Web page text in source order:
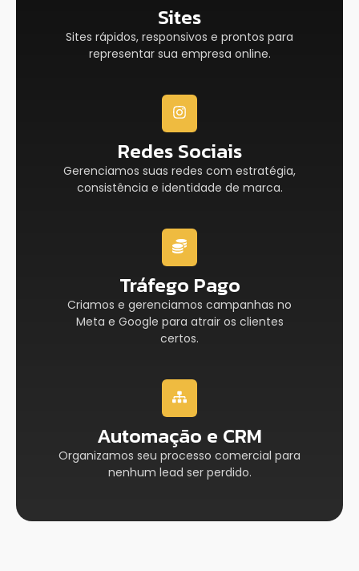
Sites
Sites rápidos, responsivos e prontos para
representar sua empresa online.
Redes Sociais
Gerenciamos suas redes com estratégia,
consistência e identidade de marca.
Tráfego Pago
Criamos e gerenciamos campanhas no
Meta e Google para atrair os clientes
certos.
Automação e CRM
Organizamos seu processo comercial para
nenhum lead ser perdido.